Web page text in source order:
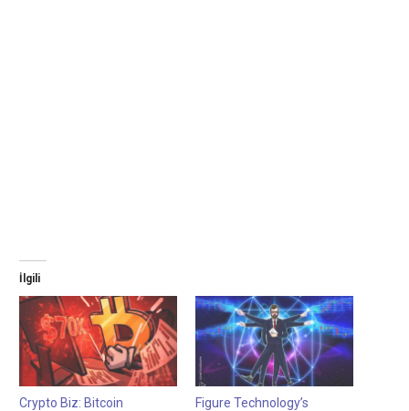
İlgili
Crypto Biz: Bitcoin
Figure Technology’s